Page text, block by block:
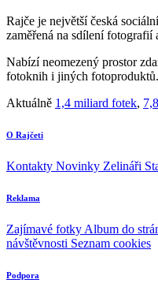
Rajče je největší česká
zaměřená na sdílení fotografií
Nabízí neomezený prostor
fotoknih i jiných fotoproduktů.
Aktuálně 1,4 miliard fotek,
O Rajčeti
Kontakty Novinky Zelináři
Reklama
Zajímavé fotky Album do
návštěvnosti Seznam cookies
Podpora